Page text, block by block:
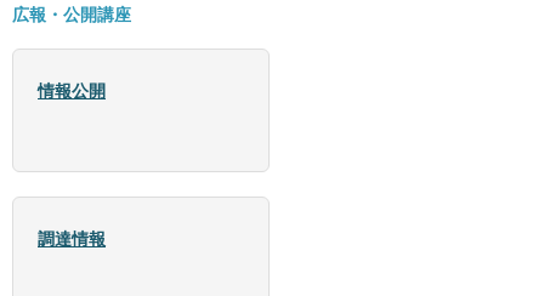
広報・公開講座
情報公開
調達情報